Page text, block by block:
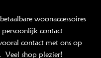
woonaccessoires
contact
contact met ons op
Veel shop plezier!